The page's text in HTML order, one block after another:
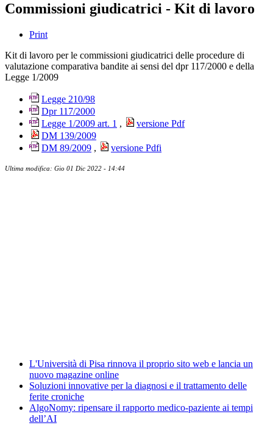
Commissioni giudicatrici - Kit di lavoro
Print
Kit di lavoro per le commissioni giudicatrici delle procedure di
valutazione comparativa bandite ai sensi del dpr 117/2000 e della
Legge 1/2009
Legge 210/98
Dpr 117/2000
Legge 1/2009 art. 1 ,
versione Pdf
DM 139/2009
DM 89/2009 , versione Pdfi
Ultima modifica: Gio 01 Dic 2022 - 14:44
L'Università di Pisa rinnova il proprio sito web e lancia un
nuovo magazine online
Soluzioni innovative per la diagnosi e il trattamento delle
ferite croniche
AlgoNomy: ripensare il rapporto medico-paziente ai tempi
dell’AI